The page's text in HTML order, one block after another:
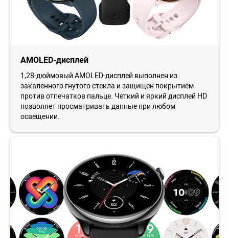
AMOLED-дисплей
1,28-дюймовый AMOLED-дисплей выполнен из
закаленного гнутого стекла и защищен покрытием
против отпечатков пальце. Четкий и яркий дисплей HD
позволяет просматривать данные при любом
освещении.